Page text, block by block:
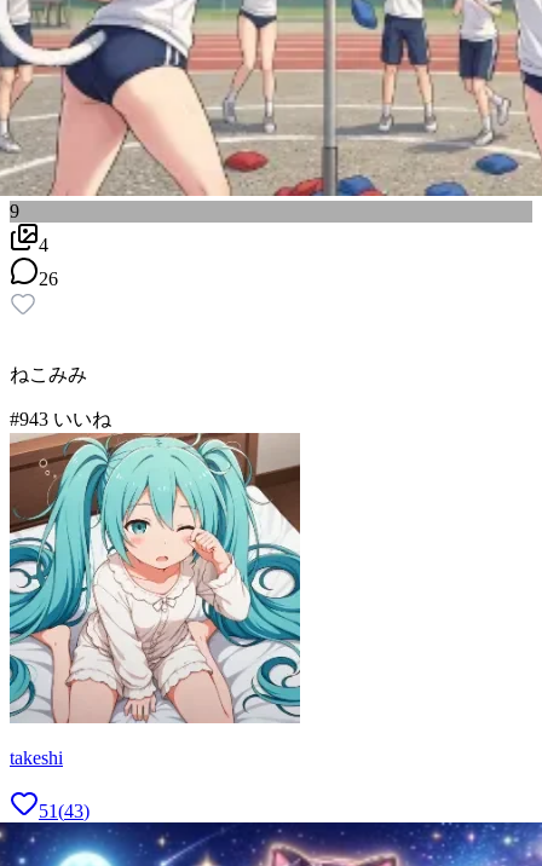
9
4
26
ねこみみ
#943 いいね
takeshi
51(43)